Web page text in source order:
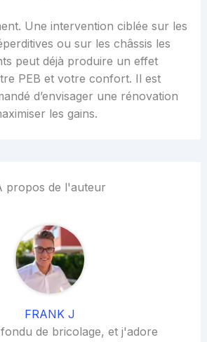
Une intervention ciblée sur les
ou sur les châssis les
peut déjà produire un effet
PEB et votre confort. Il est
d’envisager une rénovation
les gains.
propos de l'auteur
FRANK J
de bricolage, et j'adore